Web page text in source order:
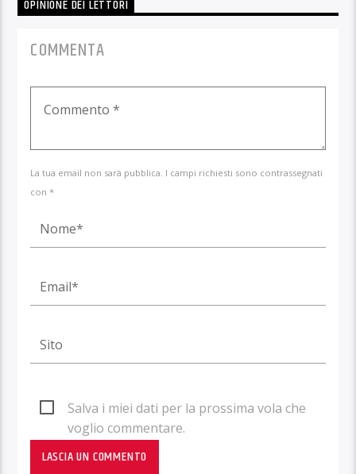
OPINIONE DEI LETTORI
COMMENTA
La tua email non sarà pubblica. I campi richiesti sono contrassegnati
con *
Salva i miei dati per la prossima vola che
voglio commentare.